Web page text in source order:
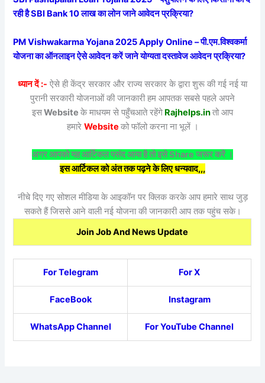
रही है SBI Bank 10 लाख का लोन जाने आवेदन प्रक्रिया?
PM Vishwakarma Yojana 2025 Apply Online – पी.एम.विश्वकर्मा
योजना का ऑनलाइन ऐसे आवेदन करें जाने योग्यता दस्तावेज आवेदन प्रक्रिया?
ध्यान दें :- ऐसे ही केंद्र सरकार और राज्य सरकार के द्वारा शुरू की गई नई या
पुरानी सरकारी योजनाओं की जानकारी हम आपतक सबसे पहले अपने
इसWebsite के माधयम से पहुँचआते रहेंगे Rajhelps.inतो आप
हमारे Website को फॉलो करना ना भूलें ।
अगर आपको यह आर्टिकल पसंद आया है तो इसे Share जरूर करें ।
इस आर्टिकल को अंत तक पढ़ने के लिए धन्यवाद,,,
नीचे दिए गए सोशल मीडिया के आइकॉन पर क्लिक करके आप हमारे साथ जुड़
सकते हैं जिससे आने वाली नई योजना की जानकारी आप तक पहुंच सके।
Join Job And News Update
For Telegram For X
FaceBook Instagram
WhatsApp Channel For YouTube Channel